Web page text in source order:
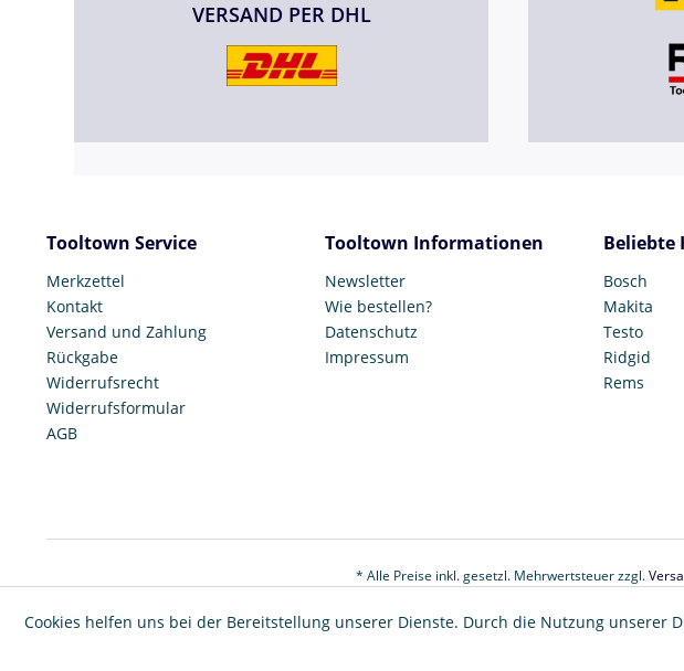
VERSAND PER DHL
Tooltown Service
Merkzettel
Kontakt
Versand und Zahlung
Rückgabe
Widerrufsrecht
Widerrufsformular
AGB
Tooltown Informationen
Newsletter
Wie bestellen?
Datenschutz
Impressum
Beliebte
Bosch
Makita
Testo
Ridgid
Rems
* Alle Preise inkl. gesetzl. Mehrwertsteuer zzgl.
©
Cookies helfen uns bei der Bereitstellung unserer Dienste. Durch die Nutzung unserer